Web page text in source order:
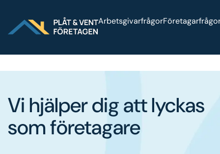
Arbetsgivarfrågor
Vi hjälper dig att lyckas
som företagare